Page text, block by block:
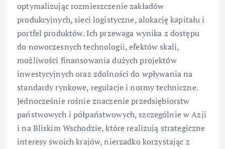
optymalizując rozmieszczenie zakładów
produkcyjnych, sieci logistyczne, alokację kapitału i
portfel produktów. Ich przewaga wynika z dostępu
do nowoczesnych technologii, efektów skali,
możliwości finansowania dużych projektów
inwestycyjnych oraz zdolności do wpływania na
standardy rynkowe, regulacje i normy techniczne.
Jednocześnie rośnie znaczenie przedsiębiorstw
państwowych i półpaństwowych, szczególnie w Azji
i na Bliskim Wschodzie, które realizują strategiczne
interesy swoich krajów, nierzadko korzystając z